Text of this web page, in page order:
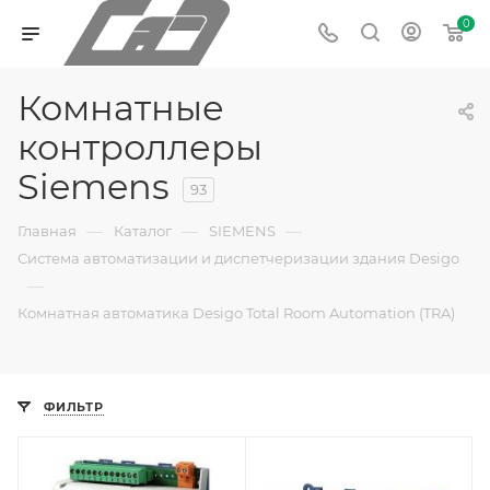
0
Комнатные
контроллеры
Siemens
93
Главная — Каталог — SIEMENS —
Система автоматизации и диспетчеризации здания Desigo
—
Комнатная автоматика Desigo Total Room Automation (TRA)
ФИЛЬТР
Линейка продукции